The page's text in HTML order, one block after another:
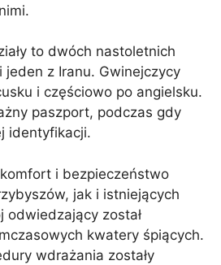
to dwóch nastoletnich
jeden z Iranu. Gwinejczycy
i częściowo po angielsku.
paszport, podczas gdy
identyfikacji.
i bezpieczeństwo
jak i istniejących
odwiedzający został
kwatery śpiących.
wdrażania zostały